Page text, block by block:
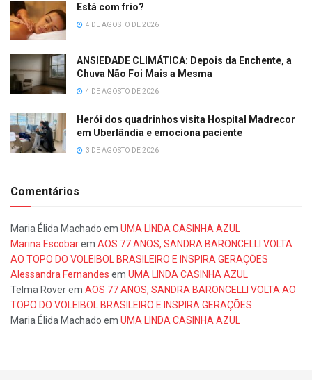
Está com frio?
4 DE AGOSTO DE 2026
ANSIEDADE CLIMÁTICA: Depois da Enchente, a
Chuva Não Foi Mais a Mesma
4 DE AGOSTO DE 2026
Herói dos quadrinhos visita Hospital Madrecor
em Uberlândia e emociona paciente
3 DE AGOSTO DE 2026
Comentários
Maria Élida Machado em UMA LINDA CASINHA AZUL
Marina Escobarem AOS 77 ANOS, SANDRA BARONCELLI VOLTA
AO TOPO DO VOLEIBOL BRASILEIRO E INSPIRA GERAÇÕES
Alessandra Fernandes em UMA LINDA CASINHA AZUL
Telma Roverem AOS 77 ANOS, SANDRA BARONCELLI VOLTA AO
TOPO DO VOLEIBOL BRASILEIRO E INSPIRA GERAÇÕES
Maria Élida Machado em UMA LINDA CASINHA AZUL